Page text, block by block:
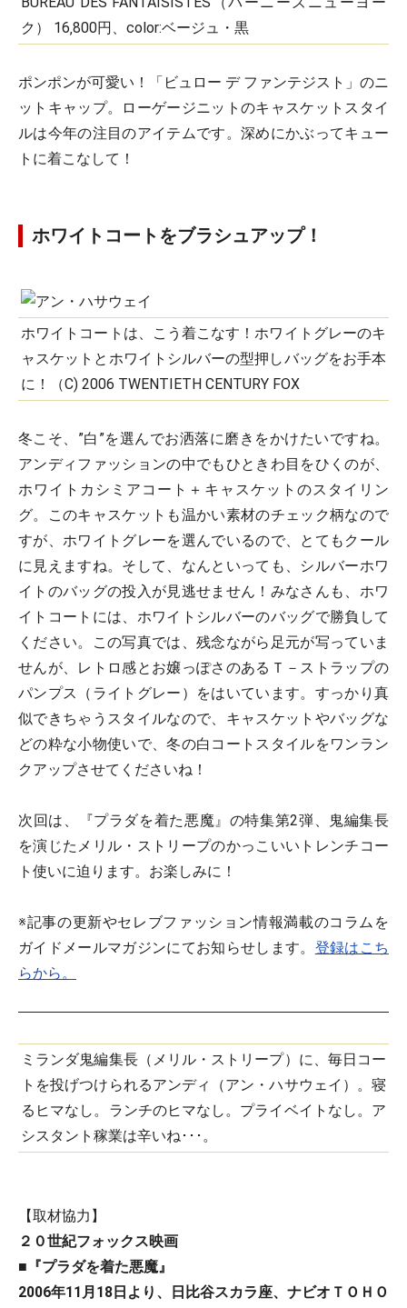
ク） 16‚800円、color:ベージュ・黒
ポンポンが可愛い！「ビュロー デ ファンテジスト」のニ
ットキャップ。ローゲージニットのキャスケットスタイ
ルは今年の注目のアイテムです。深めにかぶってキュー
トに着こなして！
ホワイトコートをブラシュアップ！
ホワイトコートは、こう着こなす！ホワイトグレーのキ
ャスケットとホワイトシルバーの型押しバッグをお手本
に！（C) 2006 TWENTIETH CENTURY FOX
冬こそ、”白”を選んでお洒落に磨きをかけたいですね。
アンディファッションの中でもひときわ目をひくのが、
ホワイトカシミアコート＋キャスケットのスタイリン
グ。このキャスケットも温かい素材のチェック柄なので
すが、ホワイトグレーを選んでいるので、とてもクール
に見えますね。そして、なんといっても、シルバーホワ
イトのバッグの投入が見逃せません！みなさんも、ホワ
イトコートには、ホワイトシルバーのバッグで勝負して
ください。この写真では、残念ながら足元が写っていま
せんが、レトロ感とお嬢っぽさのあるＴ－ストラップの
パンプス（ライトグレー）をはいています。すっかり真
似できちゃうスタイルなので、キャスケットやバッグな
どの粋な小物使いで、冬の白コートスタイルをワンラン
クアップさせてくださいね！
次回は、『プラダを着た悪魔』の特集第2弾、鬼編集長
を演じたメリル・ストリープのかっこいいトレンチコー
ト使いに迫ります。お楽しみに！
※記事の更新やセレブファッション情報満載のコラムを
ガイドメールマガジンにてお知らせします。 登録はこち
らから。
ミランダ鬼編集長（メリル・ストリープ）に、毎日コー
トを投げつけられるアンディ（アン・ハサウェイ）。寝
るヒマなし。ランチのヒマなし。プライベイトなし。ア
シスタント稼業は辛いね･･･。
【取材協力】
２０世紀フォックス映画
■『プラダを着た悪魔』
2006年11月18日より、日比谷スカラ座、ナビオＴＯＨＯ